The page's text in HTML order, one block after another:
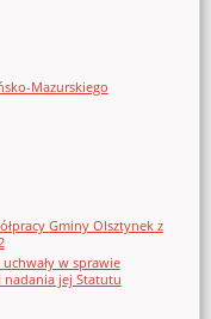
Mazurskiego
Gminy Olsztynek z
w sprawie
nadania jej Statutu